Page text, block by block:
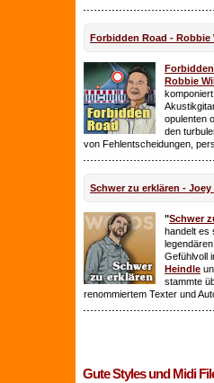
Forbidden Road - Robbie
Robbie
opulenten
den
von Fehlentscheidungen,
Schwer zu erklären - Joey
"Schwer
handelt es
Gefühlvoll
Heindle
stammte
renommiertem Texter und
Gute Styles und Midi